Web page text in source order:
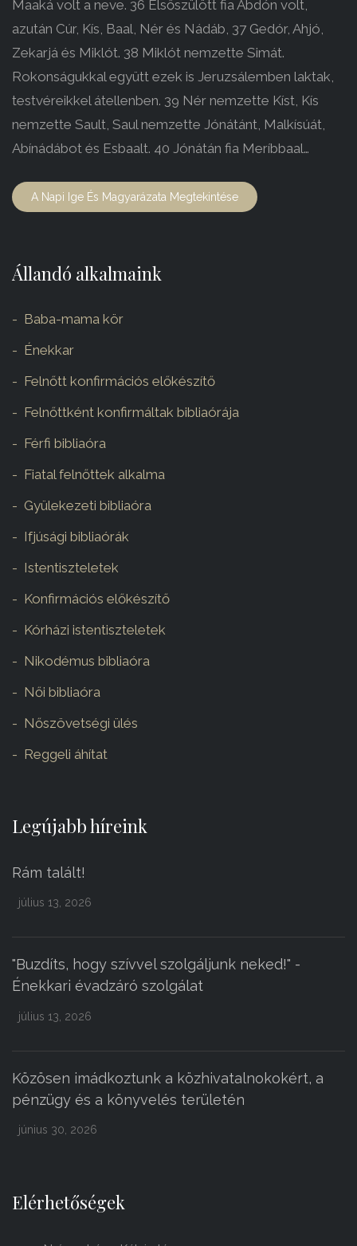
Maaká volt a neve. 36 Elsőszülött fia Abdón volt,
azután Cúr, Kís, Baal, Nér és Nádáb, 37 Gedór, Ahjó,
Zekarjá és Miklót. 38 Miklót nemzette Simát.
Rokonságukkal együtt ezek is Jeruzsálemben laktak,
testvéreikkel átellenben. 39 Nér nemzette Kíst, Kís
nemzette Sault, Saul nemzette Jónátánt, Malkísúát,
Abínádábot és Esbaalt. 40 Jónátán fia Meríbbaal…
A Napi Ige És Magyarázata Megtekintése
Állandó alkalmaink
Baba-mama kör
Énekkar
Felnőtt konfirmációs előkészítő
Felnőttként konfirmáltak bibliaórája
Férfi bibliaóra
Fiatal felnőttek alkalma
Gyülekezeti bibliaóra
Ifjúsági bibliaórák
Istentiszteletek
Konfirmációs előkészítő
Kórházi istentiszteletek
Nikodémus bibliaóra
Női bibliaóra
Nőszövetségi ülés
Reggeli áhítat
Legújabb híreink
Rám talált!
július 13, 2026
"Buzdíts, hogy szívvel szolgáljunk neked!" -
Énekkari évadzáró szolgálat
július 13, 2026
Közösen imádkoztunk a közhivatalnokokért, a
pénzügy és a könyvelés területén
június 30, 2026
Elérhetőségek